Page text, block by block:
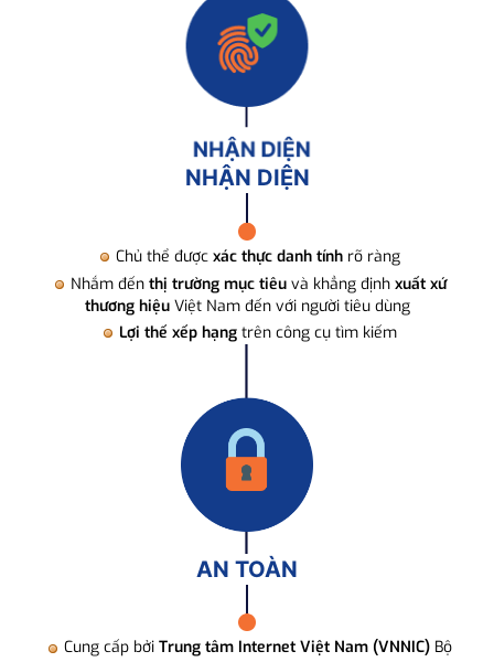
NHẬN DIỆN
Chủ thể được xác thực danh tính rõ ràng
Nhắm đến thị trường mục tiêuvà khẳng định xuất xứ
thương hiệuViệt Nam đến với người tiêu dùng
Lợi thế xếp hạng trên công cụ tìm kiếm
AN TOÀN
Cung cấp bởi Trung tâm Internet Việt Nam (VNNIC) Bộ